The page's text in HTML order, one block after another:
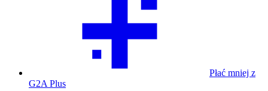
Płać mniej z
G2A Plus